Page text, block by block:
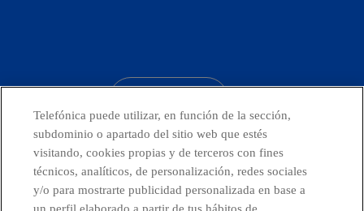
Telefónica en redes sociales
Telefónica puede utilizar, en función de la sección,
subdominio o apartado del sitio web que estés
visitando, cookies propias y de terceros con fines
técnicos, analíticos, de personalización, redes sociales
y/o para mostrarte publicidad personalizada en base a